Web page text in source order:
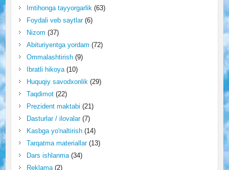
Imtihonga tayyorgarlik(63)
Foydali veb saytlar(6)
Nizom (37)
Abituriyentga yordam (72)
Ommalashtirish(9)
Ibratli hikoya(10)
Huquqiy savodxonlik(29)
Taqdimot(22)
Prezident maktabi (21)
Dasturlar / ilovalar(7)
Kasbga yo'naltirish(14)
Tarqatma materiallar(13)
Dars ishlanma(34)
Reklama(2)